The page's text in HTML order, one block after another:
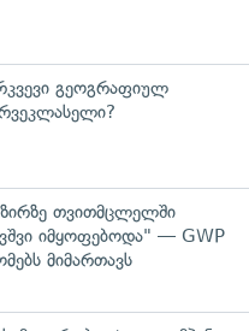
გეოგრაფიულ
თვითმცლელში
იმყოფებოდა" — GWP
მიმართავს